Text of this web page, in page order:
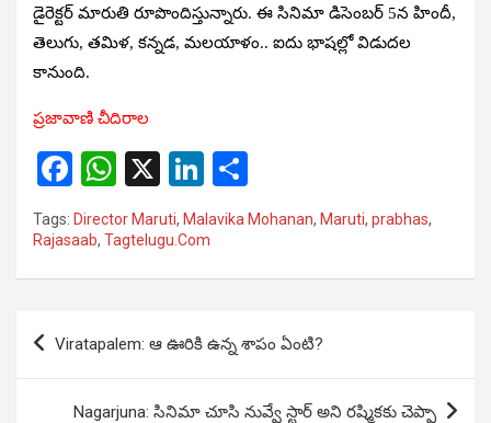
డైరెక్టర్ మారుతి రూపొందిస్తున్నారు. ఈ సినిమా డిసెంబర్ 5న హిందీ,
తెలుగు, తమిళ, కన్నడ, మలయాళం.. ఐదు భాషల్లో విడుదల
కానుంది.
ప్రజావాణి చీదిరాల
F
a
ce
b
o
k
W
h
at
s
p
p
X
Li
n
ke
dI
h
ar
e
Tags: Director Maruti, Malavika Mohanan, Maruti, prabhas,
Rajasaab, Tagtelugu.Com
navigation
Viratapalem: ఆ ఊరికి ఉన్న శాపం ఏంటి?
Nagarjuna: సినిమా చూసి నువ్వే స్టార్ అని రష్మికకు చెప్పా